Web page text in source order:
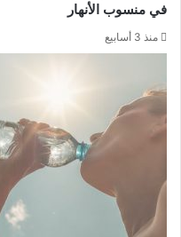
في منسوب الأنهار
منذ 3 أسابيع